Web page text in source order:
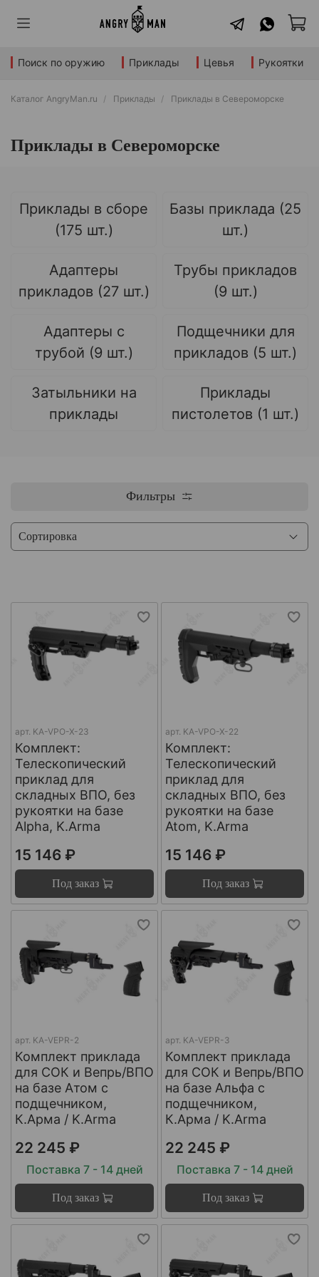
Поиск по оружию Приклады Цевья Рукоятки
Каталог AngryMan.ru Приклады Приклады в Североморске
Приклады в Североморске
Приклады в сборе
(175 шт.)
Базы приклада (25
шт.)
Адаптеры
прикладов (27 шт.)
Трубы прикладов
(9 шт.)
Адаптеры с
трубой (9 шт.)
Подщечники для
прикладов (5 шт.)
Затыльники на
приклады
Приклады
пистолетов (1 шт.)
Фильтры
арт. KA-VPO-X-23
Комплект:
Телескопический
приклад для
складных ВПО, без
рукоятки на базе
Alpha, K.Arma
15 146 ₽
Под заказ
арт. KA-VPO-X-22
Комплект:
Телескопический
приклад для
складных ВПО, без
рукоятки на базе
Atom, K.Arma
15 146 ₽
Под заказ
арт. KA-VEPR-2
Комплект приклада
для СОК и Вепрь/ВПО
на базе Атом с
подщечником,
К.Арма / K.Arma
22 245 ₽
Поставка 7 - 14 дней
Под заказ
арт. KA-VEPR-3
Комплект приклада
для СОК и Вепрь/ВПО
на базе Альфа с
подщечником,
К.Арма / K.Arma
22 245 ₽
Поставка 7 - 14 дней
Под заказ